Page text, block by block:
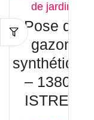
de jardin
Pose de
gazon
synthétique
– 13800
ISTRES